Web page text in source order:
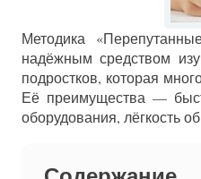
Методика
надёжным средством
подростков, которая
Её преимущества —
оборудования, лёгкость